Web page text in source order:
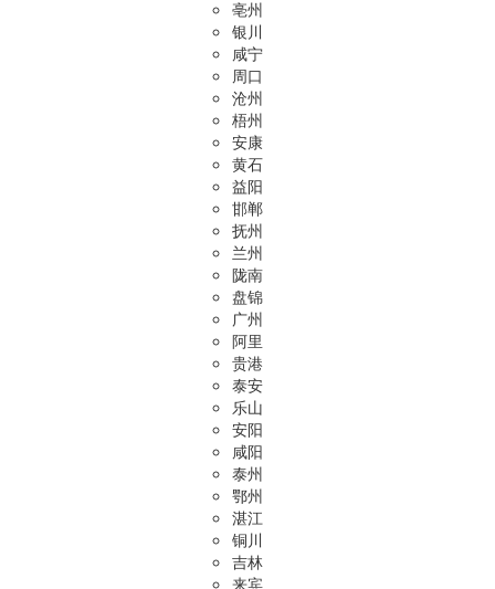
亳州
银川
咸宁
周口
沧州
梧州
安康
黄石
益阳
邯郸
抚州
兰州
陇南
盘锦
广州
阿里
贵港
泰安
乐山
安阳
咸阳
泰州
鄂州
湛江
铜川
吉林
来宾